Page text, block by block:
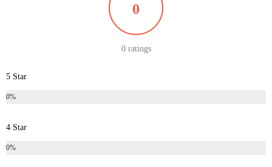
0
0 ratings
5 Star
0%
4 Star
0%